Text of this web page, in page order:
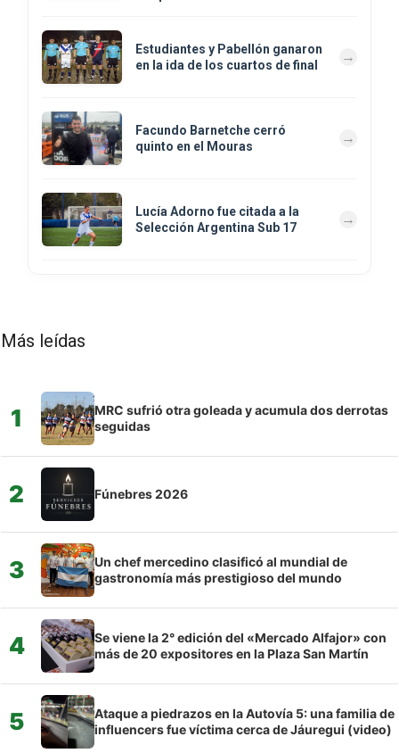
Estudiantes y Pabellón ganaron
en la ida de los cuartos de final
Facundo Barnetche cerró
quinto en el Mouras
Lucía Adorno fue citada a la
Selección Argentina Sub 17
Más leídas
1
MRC sufrió otra goleada y acumula dos derrotas
seguidas
2 Fúnebres 2026
3
Un chef mercedino clasificó al mundial de
gastronomía más prestigioso del mundo
4
Se viene la 2° edición del «Mercado Alfajor» con
más de 20 expositores en la Plaza San Martín
5
Ataque a piedrazos en la Autovía 5: una familia de
influencers fue víctima cerca de Jáuregui (video)